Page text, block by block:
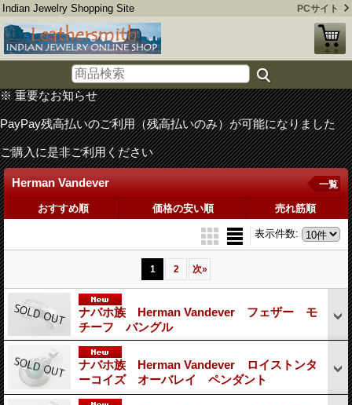
Indian Jewelry Shopping Site PCサイト
※ 重要なお知らせ
PayPay残高払いのご利用（残高払いのみ）が可能になりました
ご購入に是非ご利用ください
Herman Vandever 一覧
おすすめ順 価格の安い順 売れ筋順
表示件数:
1 2 次»
ナバホ族 Herman Vandever フェザー モ
チーフ バングル
ナバホ族 Herman Vandever ロイストンタ
ーコイズ オーバレイ ペンダント